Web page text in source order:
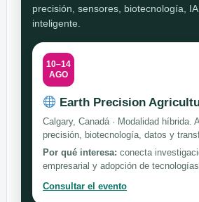
precisión, sensores, biotecnología,
inteligente.
10–14
AGO
Earth Precision
Calgary, Canadá · Modalidad híbrida.
precisión, biotecnología, datos y
Por qué interesa: conecta
empresarial y adopción de
Consultar el evento